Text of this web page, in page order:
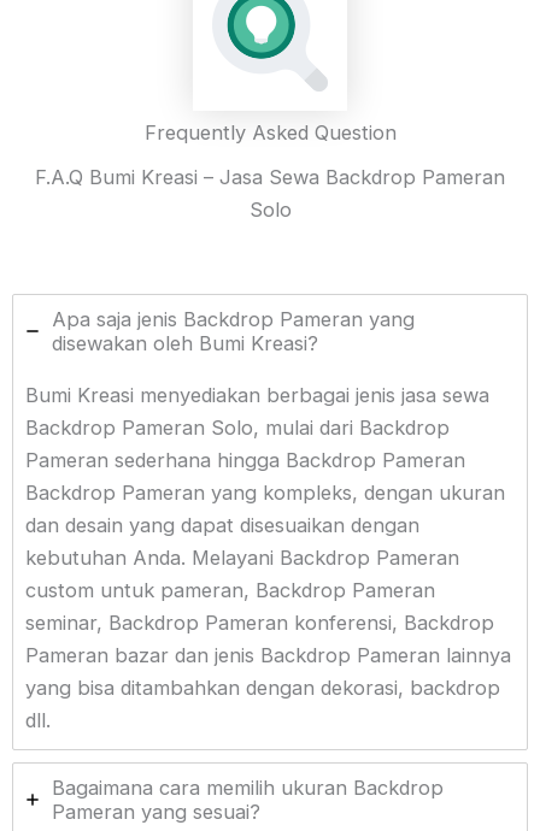
Frequently Asked Question
F.A.Q Bumi Kreasi – Jasa Sewa Backdrop Pameran
Solo
Apa saja jenis Backdrop Pameran yang
disewakan oleh Bumi Kreasi?
Bumi Kreasi menyediakan berbagai jenis jasa sewa
Backdrop Pameran Solo, mulai dari Backdrop
Pameran sederhana hingga Backdrop Pameran
Backdrop Pameran yang kompleks, dengan ukuran
dan desain yang dapat disesuaikan dengan
kebutuhan Anda. Melayani Backdrop Pameran
custom untuk pameran, Backdrop Pameran
seminar, Backdrop Pameran konferensi, Backdrop
Pameran bazar dan jenis Backdrop Pameran lainnya
yang bisa ditambahkan dengan dekorasi, backdrop
dll.
Bagaimana cara memilih ukuran Backdrop
Pameran yang sesuai?